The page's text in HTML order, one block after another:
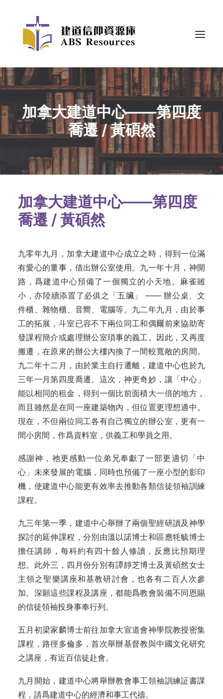
加拿大建道中心——第四度
喬遷 / 黃碩然
加拿大建道中心——第四度
喬遷 / 黃碩然
九零年九月，加拿大建道中心成立之時，得到一位滿
有愛心的董事，借出辦公室使用。九一年十月，神開
路，爲建道中心預備了一個獨立的小天地。麻雀雖
小，亦陸續添置了必俱之「五臟」 —— 辦公桌、文
件櫃、雜物櫃、音嚮、電腦等。九二年九月，由於事
工的拓展，斗室已容不下兩位同工和偶爾前來協助寄
發課程簡介或處理辦公室瑣事的義工。因此，又再度
搬遷，在原來的辦公大樓內換了一間較寬敞的房間。
九二年十二月，由於業主自行遷離，建道中心也於九
三年一月第四度喬遷。這次，神更奇妙，讓「中心」
能以相同的租金，得到一個比前面積大一倍的地方，
而且雖然是在同一座建築物內，但位置更理想適中。
現在，不但兩位同工各有自己獨立的辦公室，更有一
間小房間，作爲資料室，供義工和學員之用。
感謝神，祂更感動一位弟兄奉獻了一部更適切「中
心」未來發展的電腦，同時也預備了一座小型的影印
機，使建道中心能更有效率去推動各類信徒領袖訓練
課程。
九三年第一季，建道中心舉辦了兩個聖經研讀及神學
探討的延伸課程，分別由溫以諾博士和區應牦毓博士
擔任講師，每科約有四十餘人修讀，反應比預期理
想。此外三，四月份分別有譚靜芝博士及黃碩然女士
主領之聖樂講座和基教研討會，也各有二百人次參
加。深願這些課程及講座，都能爲教會裝備不同恩賜
的信徒領袖投身事奉行列。
五月初梁家麟博士前往加拿大宣道會神學院教授密集
課程，路徑多倫多，首次舉辦基督教與中國文化研究
之講座，有近百信徒赴會。
九月開始，建道中心將舉辦教會事工領袖訓練証書課
程，請爲建道中心的經濟和事工代禱。